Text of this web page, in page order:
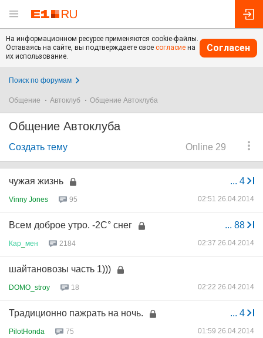
На информационном ресурсе применяются cookie-файлы.
Оставаясь на сайте, вы подтверждаете свое согласие на
их использование.
Согласен
Поиск по форумам
Общение Автоклуб Общение Автоклуба
Общение Автоклуба
Online 29
Создать тему
... 4
чужая жизнь
Vinny Jones 95 02:51 26.04.2014
... 88
Всем доброе утро. -2С° снег
Кар мен 2184 02:37 26.04.2014
шайтановозы часть 1)))
DOMO_stroy 18 02:22 26.04.2014
... 4
Традиционно пажрать на ночь.
PilotHonda 75 01:59 26.04.2014